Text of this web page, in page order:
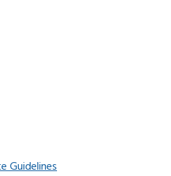
Guidelines